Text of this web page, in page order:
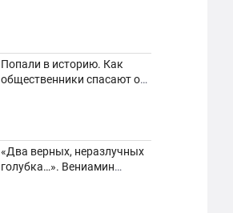
Попали в историю. Как
общественники спасают от
«Два верных, неразлучных
голубка…». Вениамин